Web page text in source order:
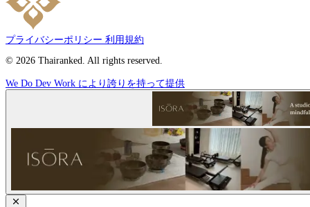
プライバシーポリシー 利用規約
© 2026 Thairanked. All rights reserved.
We Do Dev Work により誇りを持って提供